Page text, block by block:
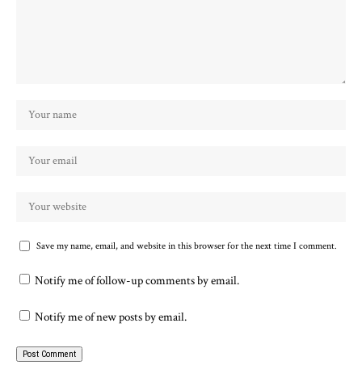
Save my name, email, and website in this browser for the next time I comment.
Notify me of follow-up comments by email.
Notify me of new posts by email.